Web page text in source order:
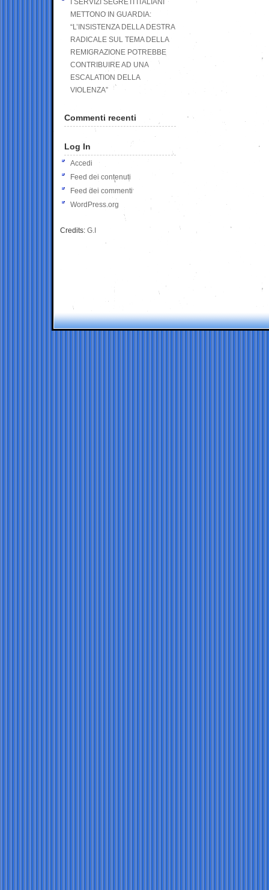
I SERVIZI SEGRETI ITALIANI
METTONO IN GUARDIA:
“L’INSISTENZA DELLA DESTRA
RADICALE SUL TEMA DELLA
REMIGRAZIONE POTREBBE
CONTRIBUIRE AD UNA
ESCALATION DELLA
VIOLENZA”
Commenti recenti
Log In
Accedi
Feed dei contenuti
Feed dei commenti
WordPress.org
Credits: G.I